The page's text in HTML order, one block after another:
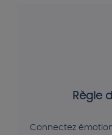
Règle
Connectez